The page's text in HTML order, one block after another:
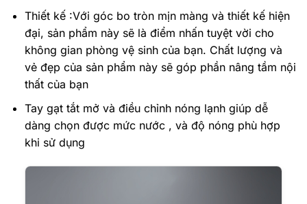
Thiết kế :Với góc bo tròn mịn màng và thiết kế hiện
đại, sản phẩm này sẽ là điểm nhấn tuyệt vời cho
không gian phòng vệ sinh của bạn. Chất lượng và
vẻ đẹp của sản phẩm này sẽ góp phần nâng tầm nội
thất của bạn
Tay gạt tắt mở và điều chỉnh nóng lạnh giúp dễ
dàng chọn được mức nước , và độ nóng phù hợp
khi sử dụng